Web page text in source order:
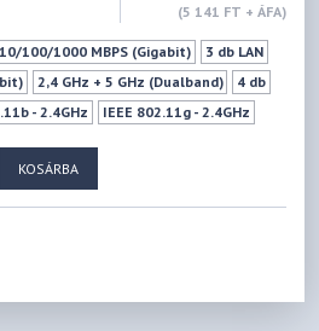
(5 141 FT + ÁFA)
10/100/1000 MBPS (Gigabit)
3 db LAN
2,4 GHz + 5 GHz (Dualband)
4 db
- 2.4GHz
IEEE 802.11g - 2.4GHz
300Mbps
KOSÁRBA